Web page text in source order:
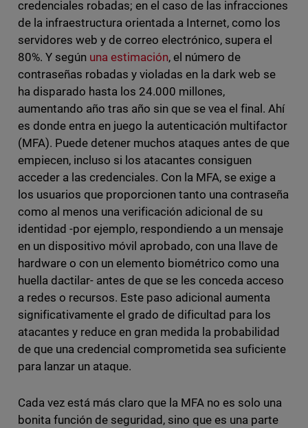
credenciales robadas; en el caso de las infracciones
de la infraestructura orientada a Internet, como los
servidores web y de correo electrónico, supera el
80%. Y según una estimación, el número de
contraseñas robadas y violadas en la dark web se
ha disparado hasta los 24.000 millones,
aumentando año tras año sin que se vea el final. Ahí
es donde entra en juego la autenticación multifactor
(MFA). Puede detener muchos ataques antes de que
empiecen, incluso si los atacantes consiguen
acceder a las credenciales. Con la MFA, se exige a
los usuarios que proporcionen tanto una contraseña
como al menos una verificación adicional de su
identidad -por ejemplo, respondiendo a un mensaje
en un dispositivo móvil aprobado, con una llave de
hardware o con un elemento biométrico como una
huella dactilar- antes de que se les conceda acceso
a redes o recursos. Este paso adicional aumenta
significativamente el grado de dificultad para los
atacantes y reduce en gran medida la probabilidad
de que una credencial comprometida sea suficiente
para lanzar un ataque.
Cada vez está más claro que la MFA no es solo una
bonita función de seguridad, sino que es una parte